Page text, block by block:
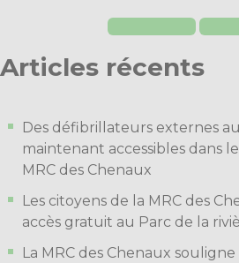
Articles récents
Des défibrillateurs externes
maintenant accessibles dans
MRC des Chenaux
Les citoyens de la MRC des
accès gratuit au Parc de la
La MRC des Chenaux